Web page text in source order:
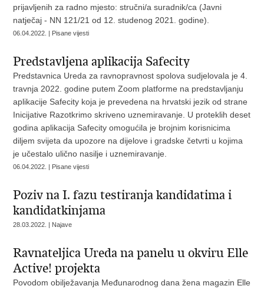
prijavljenih za radno mjesto: stručni/a suradnik/ca (Javni
natječaj - NN 121/21 od 12. studenog 2021. godine).
06.04.2022. | Pisane vijesti
Predstavljena aplikacija Safecity
Predstavnica Ureda za ravnopravnost spolova sudjelovala je 4.
travnja 2022. godine putem Zoom platforme na predstavljanju
aplikacije Safecity koja je prevedena na hrvatski jezik od strane
Inicijative Razotkrimo skriveno uznemiravanje. U proteklih deset
godina aplikacija Safecity omogućila je brojnim korisnicima
diljem svijeta da upozore na dijelove i gradske četvrti u kojima
je učestalo ulično nasilje i uznemiravanje.
06.04.2022. | Pisane vijesti
Poziv na I. fazu testiranja kandidatima i
kandidatkinjama
28.03.2022. | Najave
Ravnateljica Ureda na panelu u okviru Elle
Active! projekta
Povodom obilježavanja Međunarodnog dana žena magazin Elle